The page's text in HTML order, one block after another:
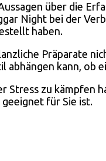
über die
Night bei der
haben.
Präparate
abhängen kann,
Stress zu kämpfen
geeignet für Sie ist.